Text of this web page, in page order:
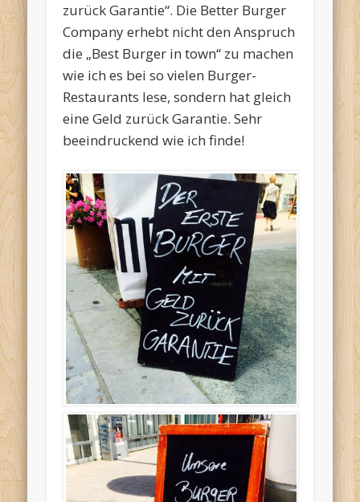
zurück Garantie“. Die Better Burger
Company erhebt nicht den Anspruch
die „Best Burger in town“ zu machen
wie ich es bei so vielen Burger-
Restaurants lese, sondern hat gleich
eine Geld zurück Garantie. Sehr
beeindruckend wie ich finde!